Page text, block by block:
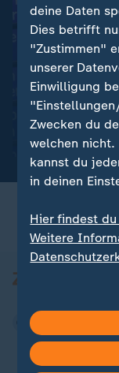
Definition von
Pro Bahn:
haben
ausgetrickst
deine Daten
Dies betrifft
"Zustimmen"
unserer
Einwilligung
Zwecken du
welchen nicht.
kannst du
in deinen
Hier findest
Weitere